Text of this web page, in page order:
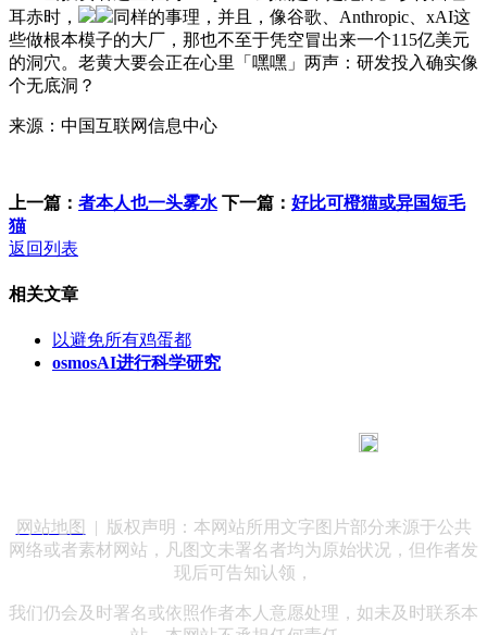
耳赤时，
同样的事理，并且，像谷歌、Anthropic、xAI这
些做根本模子的大厂，那也不至于凭空冒出来一个115亿美元
的洞穴。老黄大要会正在心里「嘿嘿」两声：研发投入确实像
个无底洞？
来源：中国互联网信息中心
上一篇： 者本人也一头雾水 下一篇： 好比可橙猫或异国短毛
猫
返回列表
相关文章
以避免所有鸡蛋都
osmosAI进行科学研究
网站地图
| 版权声明：本网站所用文字图片部分来源于公共
网络或者素材网站，凡图文未署名者均为原始状况，但作者发
现后可告知认领，
我们仍会及时署名或依照作者本人意愿处理，如未及时联系本